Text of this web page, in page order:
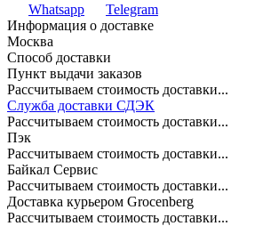
Whatsapp
Telegram
Информация о доставке
Москва
Способ доставки
Пункт выдачи заказов
Рассчитываем стоимость доставки...
Служба доставки СДЭК
Рассчитываем стоимость доставки...
Пэк
Рассчитываем стоимость доставки...
Байкал Сервис
Рассчитываем стоимость доставки...
Доставка курьером Grocenberg
Рассчитываем стоимость доставки...